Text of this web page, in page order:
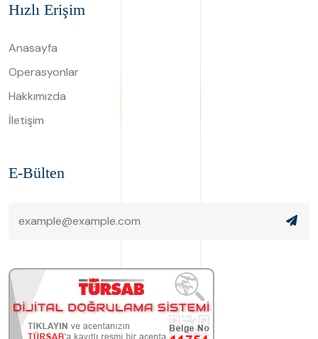
Hızlı Erişim
Anasayfa
Operasyonlar
Hakkımızda
İletişim
E-Bülten